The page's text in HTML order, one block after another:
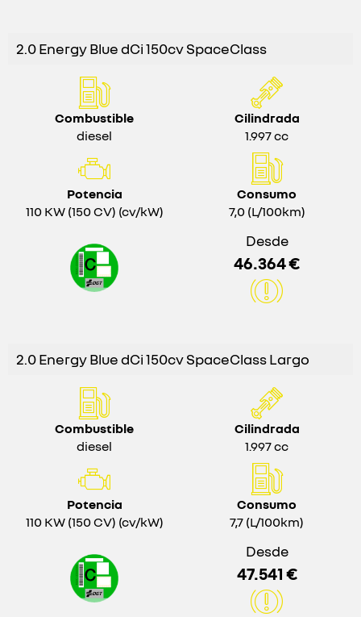
2.0 Energy Blue dCi 150cv SpaceClass
Combustible
diesel
Cilindrada
1.997 cc
Potencia
110 KW (150 CV) (cv/kW)
Consumo
7,0 (L/100km)
Desde
46.364 €
2.0 Energy Blue dCi 150cv SpaceClass Largo
Combustible
diesel
Cilindrada
1.997 cc
Potencia
110 KW (150 CV) (cv/kW)
Consumo
7,7 (L/100km)
Desde
47.541 €